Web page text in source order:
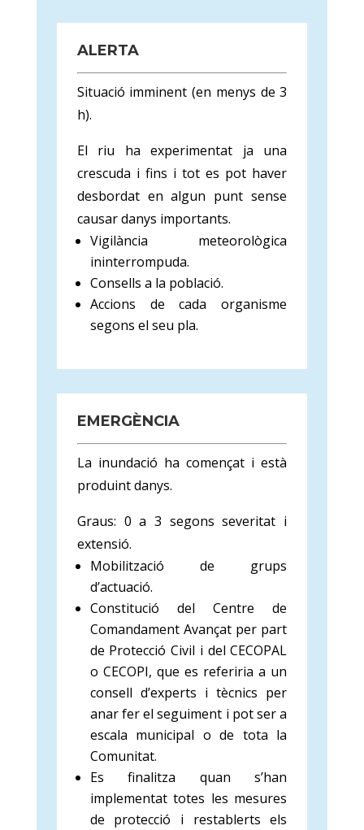
ALERTA
Situació imminent (en menys de 3
h).
El riu ha experimentat ja una
crescuda i fins i tot es pot haver
desbordat en algun punt sense
causar danys importants.
Vigilància meteorològica
ininterrompuda.
Consells a la població.
Accions de cada organisme
segons el seu pla.
EMERGÈNCIA
La inundació ha començat i està
produint danys.
Graus: 0 a 3 segons severitat i
extensió.
Mobilització de grups
d’actuació.
Constitució del Centre de
Comandament Avançat per part
de Protecció Civil i del CECOPAL
o CECOPI, que es referiria a un
consell d’experts i tècnics per
anar fer el seguiment i pot ser a
escala municipal o de tota la
Comunitat.
Es finalitza quan s’han
implementat totes les mesures
de protecció i restablerts els